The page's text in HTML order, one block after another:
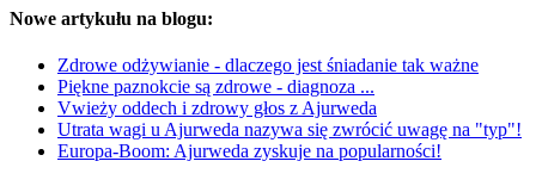
Nowe artykułu na blogu:
Zdrowe odżywianie - dlaczego jest śniadanie tak ważne
Piękne paznokcie są zdrowe - diagnoza ...
Vwieży oddech i zdrowy głos z Ajurweda
Utrata wagi u Ajurweda nazywa się zwrócić uwagę na "typ"!
Europa-Boom: Ajurweda zyskuje na popularności!